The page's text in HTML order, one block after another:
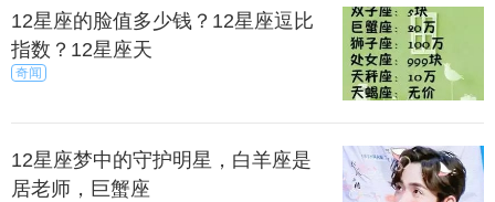
由于地处较为平坦的黄河中下游地区，以农耕、
12星座的脸值多少钱？12星座逗比
指数？12星座天
奇闻
12星座梦中的守护明星，白羊座是
居老师，巨蟹座